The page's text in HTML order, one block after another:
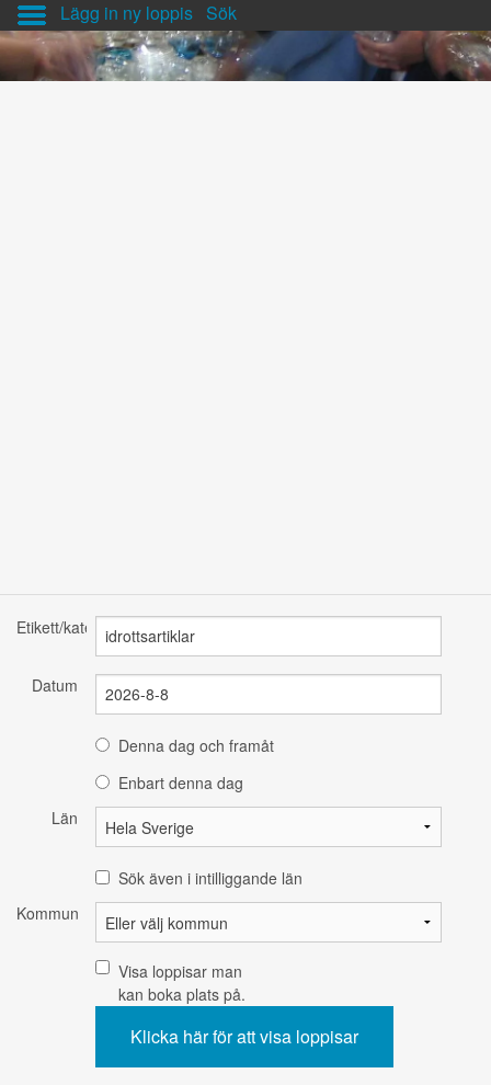
Lägg in ny loppis Sök
Etikett/kategori
Datum
Denna dag och framåt
Enbart denna dag
Län
Sök även i intilliggande län
Kommun
Visa loppisar man
kan boka plats på.